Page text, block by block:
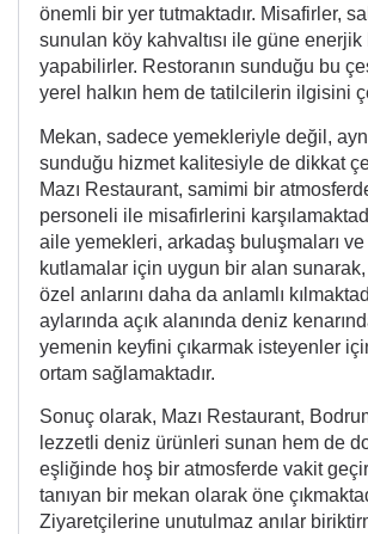
önemli bir yer tutmaktadır. Misafirler,
sunulan köy kahvaltısı ile güne enerjik
yapabilirler. Restoranın sunduğu bu
yerel halkın hem de tatilcilerin ilgisini
Mekan, sadece yemekleriyle değil,
sunduğu hizmet kalitesiyle de dikkat
Mazı Restaurant, samimi bir
personeli ile misafirlerini
aile yemekleri, arkadaş buluşmaları ve
kutlamalar için uygun bir alan
özel anlarını daha da anlamlı
aylarında açık alanında deniz
yemenin keyfini çıkarmak isteyenler
ortam sağlamaktadır.
Sonuç olarak, Mazı Restaurant,
lezzetli deniz ürünleri sunan hem de
eşliğinde hoş bir atmosferde vakit
tanıyan bir mekan olarak öne
Ziyaretçilerine unutulmaz anılar